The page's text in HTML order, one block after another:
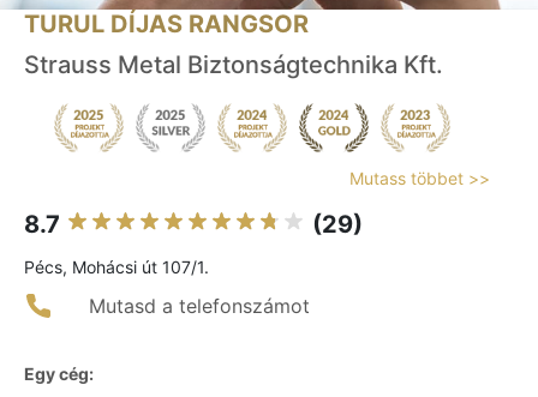
TURUL DÍJAS RANGSOR
Strauss Metal Biztonságtechnika Kft.
Mutass többet >>
8.7 (29)
Pécs, Mohácsi út 107/1.
Mutasd a telefonszámot
Egy cég: